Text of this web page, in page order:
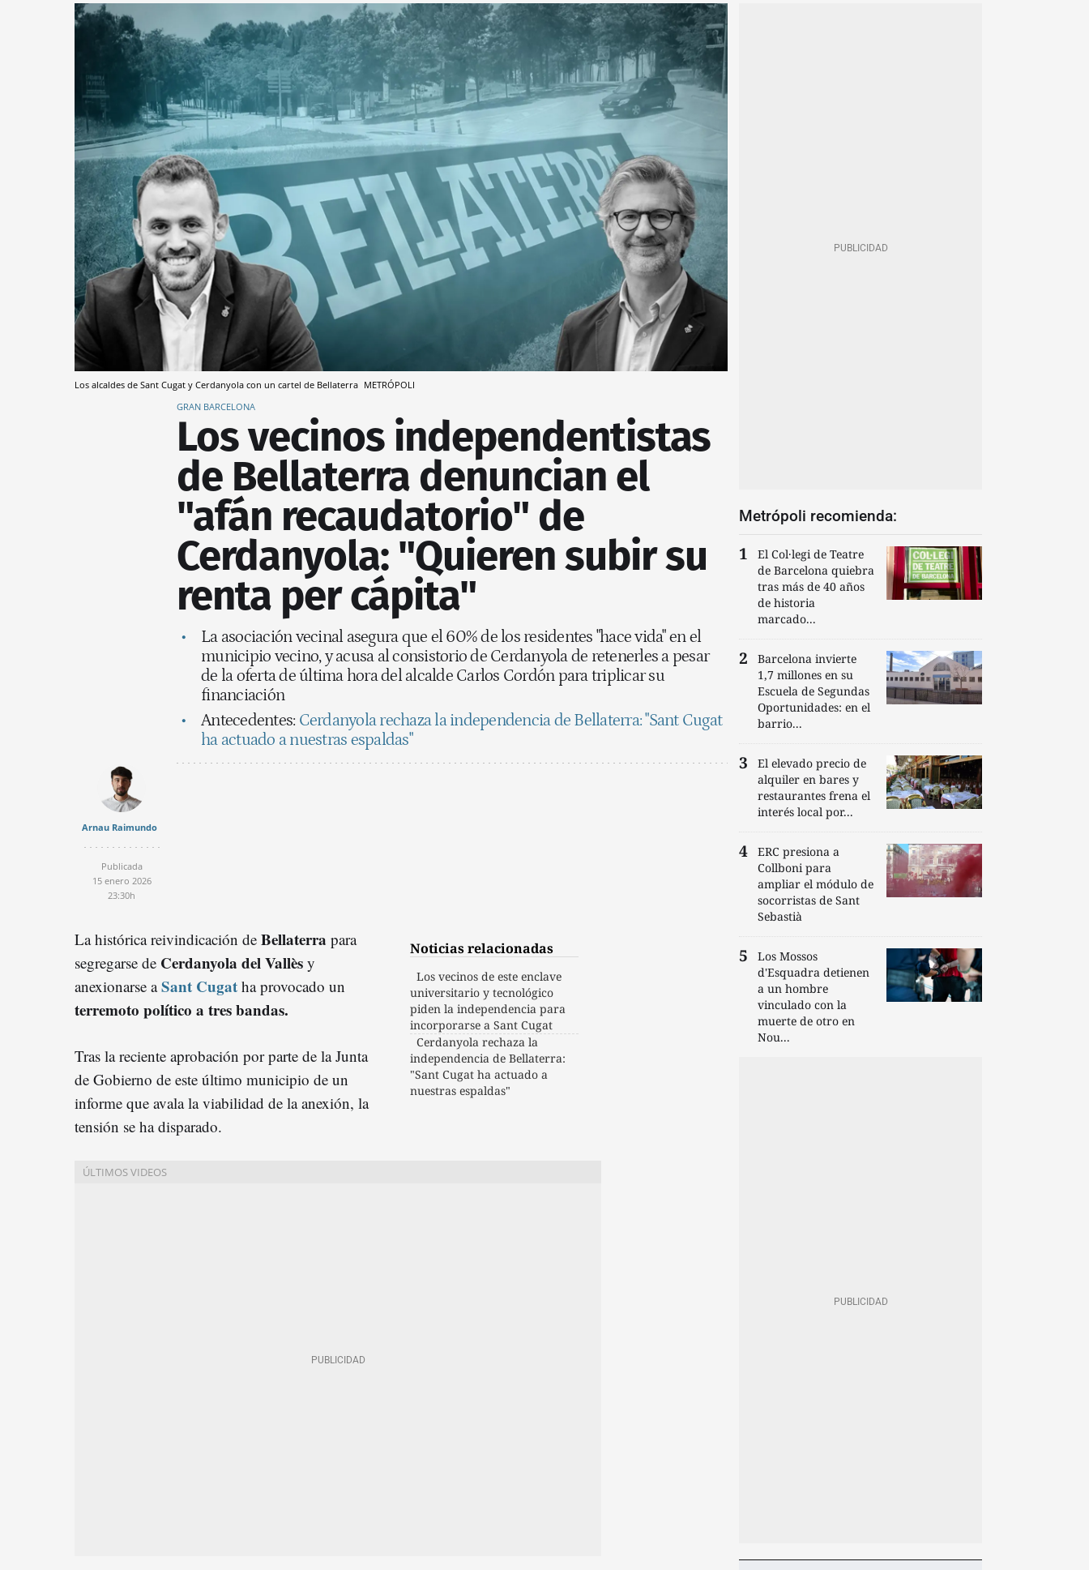
Los alcaldes de Sant Cugat y Cerdanyola con un cartel de Bellaterra METRÓPOLI
GRAN BARCELONA
Los vecinos independentistas
de Bellaterra denuncian el
"afán recaudatorio" de
Cerdanyola: "Quieren subir su
renta per cápita"
La asociación vecinal asegura que el 60% de los residentes "hace vida" en el
municipio vecino, y acusa al consistorio de Cerdanyola de retenerles a pesar
de la oferta de última hora del alcalde Carlos Cordón para triplicar su
financiación
Antecedentes: Cerdanyola rechaza la independencia de Bellaterra: "Sant Cugat
ha actuado a nuestras espaldas"
Arnau Raimundo
Publicada
15 enero 2026
23:30h
Noticias relacionadas
Los vecinos de este enclave
universitario y tecnológico
piden la independencia para
incorporarse a Sant Cugat
Cerdanyola rechaza la
independencia de Bellaterra:
"Sant Cugat ha actuado a
nuestras espaldas"
La histórica reivindicación de Bellaterra para
segregarse de Cerdanyola del Vallès y
anexionarse aSant Cugat ha provocado un
terremoto político a tres bandas.
Tras la reciente aprobación por parte de la Junta
de Gobierno de este último municipio de un
informe que avala la viabilidad de la anexión, la
tensión se ha disparado.
Metrópoli recomienda:
El Col·legi de Teatre
de Barcelona quiebra
tras más de 40 años
de historia
marcado...
Barcelona invierte
1,7 millones en su
Escuela de Segundas
Oportunidades: en el
barrio...
El elevado precio de
alquiler en bares y
restaurantes frena el
interés local por...
ERC presiona a
Collboni para
ampliar el módulo de
socorristas de Sant
Sebastià
Los Mossos
d'Esquadra detienen
a un hombre
vinculado con la
muerte de otro en
Nou...